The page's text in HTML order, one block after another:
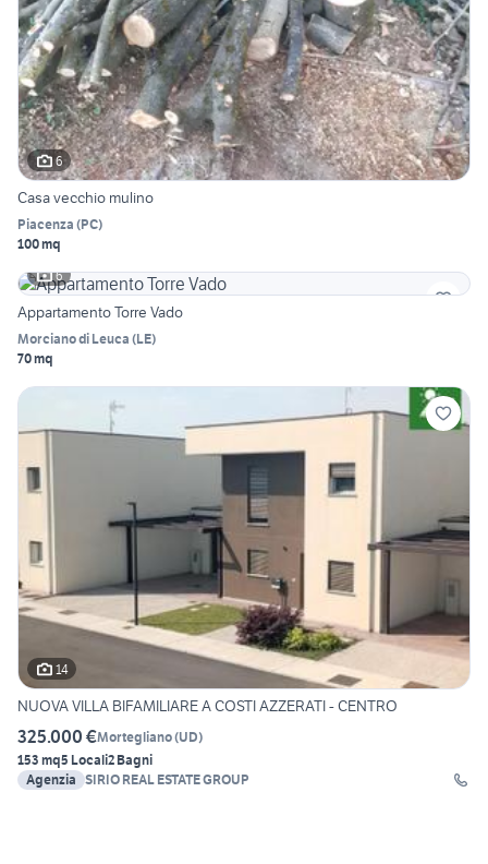
6
Casa vecchio mulino
Piacenza (PC)
100 mq
6
Appartamento Torre Vado
Morciano di Leuca (LE)
70 mq
14
NUOVA VILLA BIFAMILIARE A COSTI AZZERATI - CENTRO
325.000 €Mortegliano(UD)
153 mq5 Locali2 Bagni
Agenzia SIRIO REAL ESTATE GROUP